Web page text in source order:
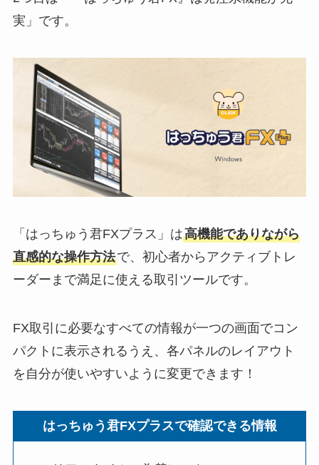
実」です。
「はっちゅう君FXプラス」は高機能でありながら
直感的な操作方法で、初心者からアクティブトレ
ーダーまで満足に使える取引ツールです。
FX取引に必要なすべての情報が一つの画面でコン
パクトに表示されるうえ、各パネルのレイアウト
を自分が使いやすいように変更できます！
はっちゅう君FXプラスで確認できる情報